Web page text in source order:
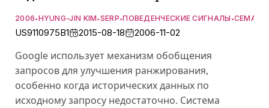
2006•HYUNG-JIN KIM•SERP•ПОВЕДЕНЧЕСКИЕ СИГНАЛЫ •
US9110975B1 2015-08-18 2006-11-02
Google использует механизм обобщения
запросов для улучшения ранжирования,
особенно когда исторических данных по
исходному запросу недостаточно. Система